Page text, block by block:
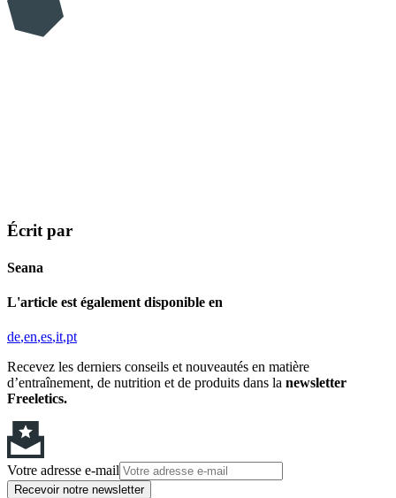
Écrit par
Seana
L'article est également disponible en
de en es it pt
Recevez les derniers conseils et nouveautés en matière
d’entraînement, de nutrition et de produits dans la newsletter
Freeletics.
Votre adresse e-mail
Recevoir notre newsletter